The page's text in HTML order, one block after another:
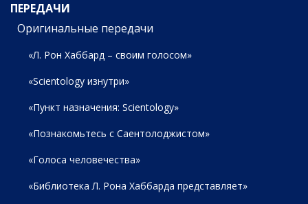
ПЕРЕДАЧИ
Оригинальные передачи
«Л. Рон Хаббард – своим голосом»
«Scientology изнутри»
«Пункт назначения: Scientology»
«Познакомьтесь с Саентолоджистом»
«Голоса человечества»
«Библиотека Л. Рона Хаббарда представляет»